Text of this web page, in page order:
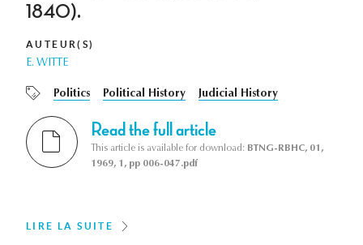
1840).
AUTEUR(S)
E. WITTE
Politics Political History Judicial History
Read the full article
This article is available for download: BTNG-RBHC, 01,
1969, 1, pp 006-047.pdf
LIRE LA SUITE